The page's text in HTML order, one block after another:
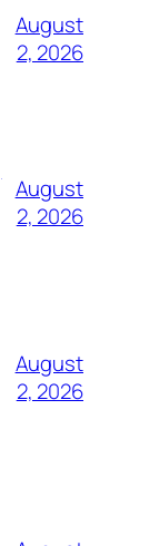
August
2, 2026
August
2, 2026
August
2, 2026